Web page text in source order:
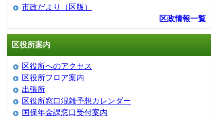
市政だより（区版）
区政情報一覧
区役所案内
区役所へのアクセス
区役所フロア案内
出張所
区役所窓口混雑予想カレンダー
国保年金課窓口受付案内